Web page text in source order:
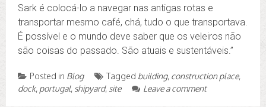
Sark é colocá-lo a navegar nas antigas rotas e
transportar mesmo café, chá, tudo o que transportava.
É possível e o mundo deve saber que os veleiros não
são coisas do passado. São atuais e sustentáveis.”
Posted in Blog Tagged building, construction place,
dock, portugal, shipyard, site Leave a comment